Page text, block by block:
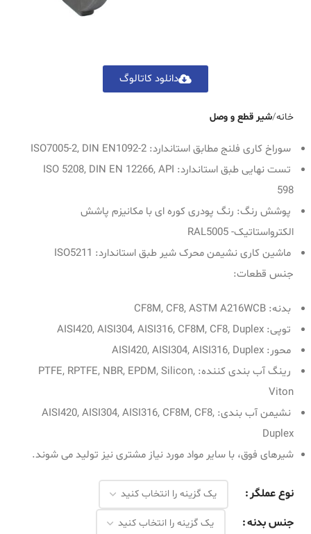
خانه شیر قطع و وصل
سوراخ کاری فلنج مطابق استاندارد: ISO7005-2, DIN EN1092-2
تست نهایی طبق استاندارد: ISO 5208, DIN EN 12266, API
598
پوشش رنگ: رنگ پودری کوره ای با مکانیزم پاشش
الکترواستاتیک- RAL5005
ماشین کاری نشیمن محرک شیر طبق استاندارد: ISO5211
جنس قطعات:
بدنه: CF8M, CF8, ASTM A216WCB
توپی: AISI420, AISI304, AISI316, CF8M, CF8, Duplex
محور: AISI420, AISI304, AISI316, Duplex
رینگ آب بندی کننده: PTFE, RPTFE, NBR, EPDM, Silicon,
Viton
نشیمن آب بندی: AISI420, AISI304, AISI316, CF8M, CF8,
Duplex
شیرهای فوق، با سایر مواد مورد نیاز مشتری نیز تولید می شوند.
نوع عملگر
جنس بدنه
دانلود کاتالوگ